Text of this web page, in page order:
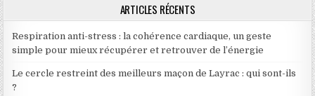
ARTICLES RÉCENTS
Respiration anti-stress : la cohérence cardiaque, un geste
simple pour mieux récupérer et retrouver de l’énergie
Le cercle restreint des meilleurs maçon de Layrac : qui sont-ils
?